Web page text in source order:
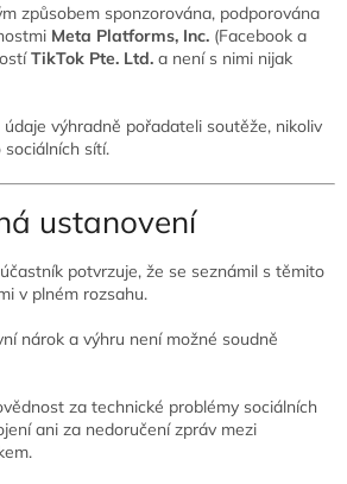
způsobem sponzorována, podporována
Meta Platforms, Inc. (Facebook a
TikTok Pte. Ltd. a není s nimi nijak
výhradně pořadateli soutěže, nikoliv
sítí.
ustanovení
potvrzuje, že se seznámil s těmito
v plném rozsahu.
nárok a výhru není možné soudně
za technické problémy sociálních
ani za nedoručení zpráv mezi